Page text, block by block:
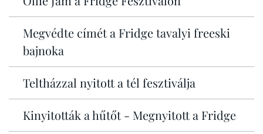
Megvédte címét a Fridge tavalyi freeski
bajnoka
Teltházzal nyitott a tél fesztiválja
Kinyitották a hűtőt - Megnyitott a Fridge